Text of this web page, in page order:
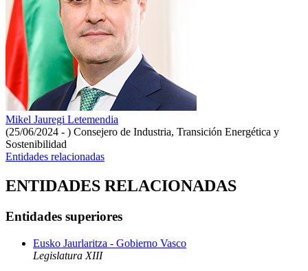
Mikel Jauregi Letemendia
(25/06/2024 - ) Consejero de Industria, Transición Energética y
Sostenibilidad
Entidades relacionadas
ENTIDADES RELACIONADAS
Entidades superiores
Eusko Jaurlaritza - Gobierno Vasco
Legislatura XIII